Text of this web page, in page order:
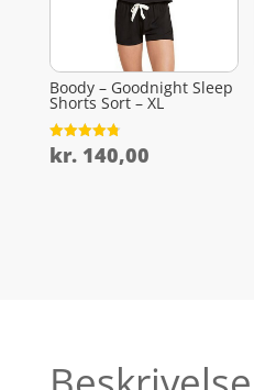
Boody – Goodnight Sleep
Shorts Sort – XL
Vurderet
4.8
kr.140,00